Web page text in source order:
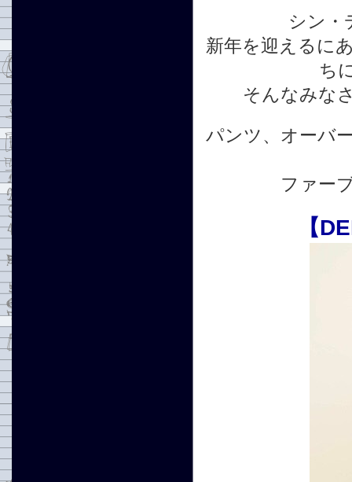
シン・
新年を迎えるに
ち
そんなみな
パンツ、オーバ
ファー
【